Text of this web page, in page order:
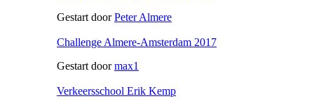
Gestart doorPeter Almere
Challenge Almere-Amsterdam 2017
Gestart doormax1
Verkeersschool Erik Kemp